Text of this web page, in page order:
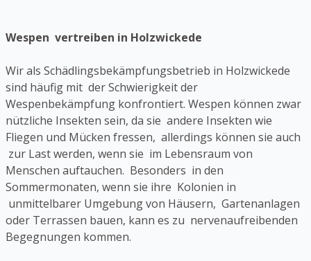
Wespen vertreiben in Holzwickede
Wir als Schädlingsbekämpfungsbetrieb in Holzwickede
sind häufig mit der Schwierigkeit der
Wespenbekämpfung konfrontiert. Wespen können zwar
nützliche Insekten sein, da sie andere Insekten wie
Fliegen und Mücken fressen, allerdings können sie auch
zur Last werden, wenn sie im Lebensraum von
Menschen auftauchen. Besonders in den
Sommermonaten, wenn sie ihre Kolonien in
unmittelbarer Umgebung von Häusern, Gartenanlagen
oder Terrassen bauen, kann es zu nervenaufreibenden
Begegnungen kommen.